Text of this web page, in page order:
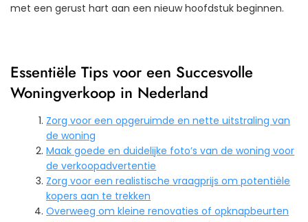
met een gerust hart aan een nieuw hoofdstuk beginnen.
Essentiële Tips voor een Succesvolle
Woningverkoop in Nederland
Zorg voor een opgeruimde en nette uitstraling van
de woning
Maak goede en duidelijke foto’s van de woning voor
de verkoopadvertentie
Zorg voor een realistische vraagprijs om potentiële
kopers aan te trekken
Overweeg om kleine renovaties of opknapbeurten